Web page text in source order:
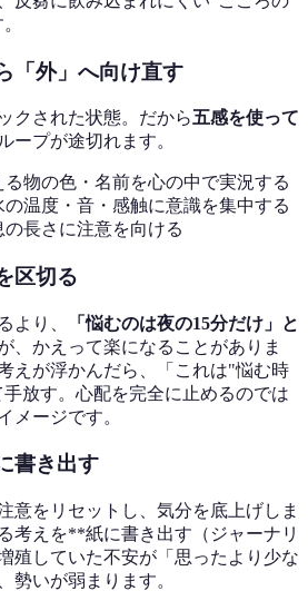
「外」へ向け直す
クされた状態。だから五感を使って
ープが途切れます。
物の色・名前を心の中で実況する
温度・音・感触に意識を集中する
長さに注意を向ける
区切る
より、
「悩むのは夜の15分だけ」と
、かえって楽になることがありま
えが浮かんだら、「これは"悩む時
放す。心配を完全に止めるのでは
メージです。
書き出す
意をリセットし、気分を底上げしま
考えを**紙に書き出す（ジャーナリ
殖していた不安が「思ったより少な
勢いが弱まります。